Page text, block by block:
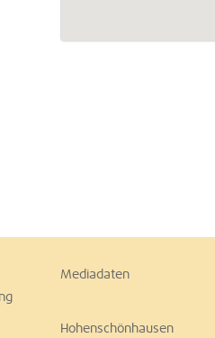
Mediadaten
Hohenschönhausen